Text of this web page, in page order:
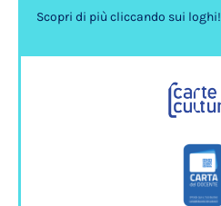
Scopri di più cliccando sui loghi!